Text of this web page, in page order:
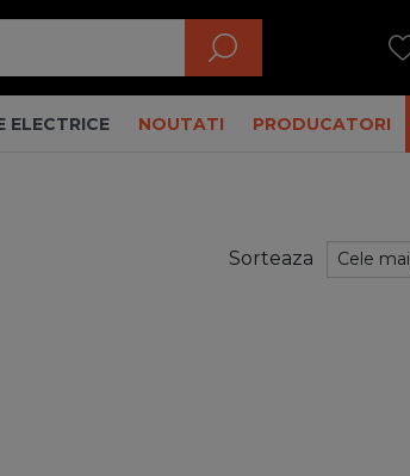
ELECTRICE NOUTATI PRODUCATORI
Sorteaza